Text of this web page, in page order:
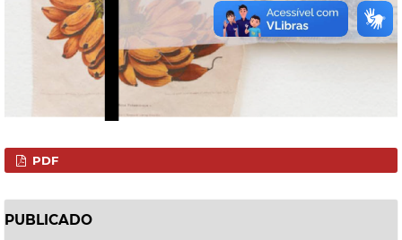
PDF
PUBLICADO